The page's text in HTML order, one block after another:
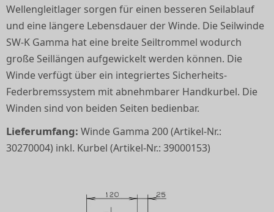
Wellengleitlager sorgen für einen besseren Seilablauf
und eine längere Lebensdauer der Winde. Die Seilwinde
SW-K Gamma hat eine breite Seiltrommel wodurch
große Seillängen aufgewickelt werden können. Die
Winde verfügt über ein integriertes Sicherheits-
Federbremssystem mit abnehmbarer Handkurbel. Die
Winden sind von beiden Seiten bedienbar.
Lieferumfang: Winde Gamma 200 (Artikel-Nr.:
30270004) inkl. Kurbel (Artikel-Nr.: 39000153)